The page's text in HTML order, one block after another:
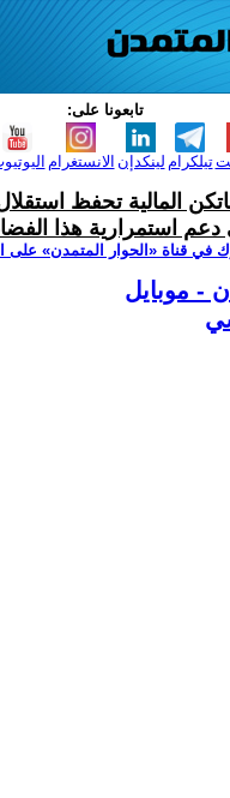
تابعونا على:
الانستغرام لينكدإن تيلكرام
المالية تحفظ
استمرارية هذا
في قناة ‫«الحوار المتمدن» على
- موبايل